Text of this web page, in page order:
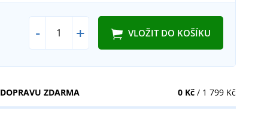
- + VLOŽIT DO KOŠÍKU
0 Kč/ 1 799 Kč
DOPRAVU ZDARMA